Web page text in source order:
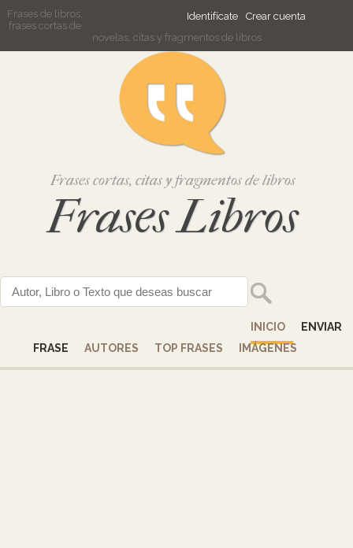
Identifícate Crear cuenta
Frases de libros,
frases cortas de
novelas, citas y fragmentos de libros
Frases cortas, citas y fragmentos de libros
Frases Libros
INICIO
ENVIAR
FRASE
AUTORES TOP FRASES IMÁGENES